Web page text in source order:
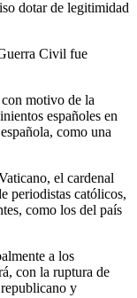
dotar de legitimidad
Civil fue
motivo de la
españoles en
como una
el cardenal
periodistas católicos,
como los del país
a los
con la ruptura de
y